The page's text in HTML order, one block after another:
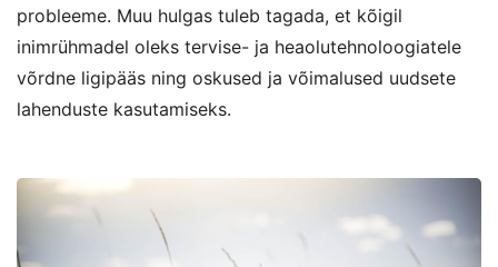
probleeme. Muu hulgas tuleb tagada, et kõigil
inimrühmadel oleks tervise- ja heaolutehnoloogiatele
võrdne ligipääs ning oskused ja võimalused uudsete
lahenduste kasutamiseks.